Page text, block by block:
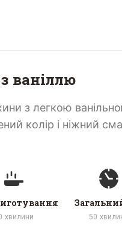
ваніллю
з легкою
колір і ніжний
хвилини 50